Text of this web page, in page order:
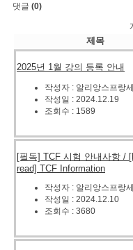
댓글 (0)
제목
2025년 1월 강의 등록 안내
작성자 : 알리앙스프랑
작성일 : 2024.12.19
조회수 : 1589
[필독] TCF 시험 안내사항 /
read] TCF Information
작성자 : 알리앙스프랑
작성일 : 2024.12.10
조회수 : 3680